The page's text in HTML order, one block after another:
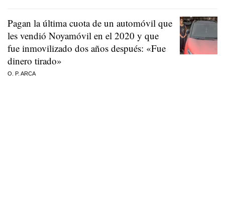
Pagan la última cuota de un automóvil que
les vendió Noyamóvil en el 2020 y que
fue inmovilizado dos años después: «Fue
dinero tirado»
O. P. ARCA